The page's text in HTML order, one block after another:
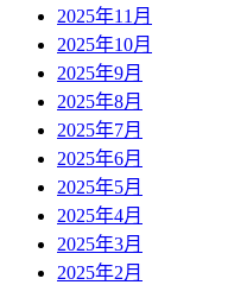
2025年11月
2025年10月
2025年9月
2025年8月
2025年7月
2025年6月
2025年5月
2025年4月
2025年3月
2025年2月